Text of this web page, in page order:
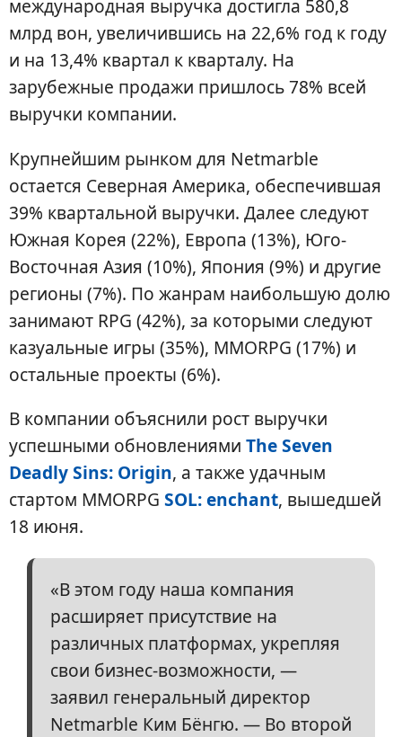
международная выручка достигла 580,8
млрд вон, увеличившись на 22,6% год к году
и на 13,4% квартал к кварталу. На
зарубежные продажи пришлось 78% всей
выручки компании.
Крупнейшим рынком для Netmarble
остается Северная Америка, обеспечившая
39% квартальной выручки. Далее следуют
Южная Корея (22%), Европа (13%), Юго-
Восточная Азия (10%), Япония (9%) и другие
регионы (7%). По жанрам наибольшую долю
занимают RPG (42%), за которыми следуют
казуальные игры (35%), MMORPG (17%) и
остальные проекты (6%).
В компании объяснили рост выручки
успешными обновлениями The Seven
Deadly Sins: Origin, а также удачным
стартом MMORPG SOL: enchant, вышедшей
18 июня.
«В этом году наша компания
расширяет присутствие на
различных платформах, укрепляя
свои бизнес-возможности, —
заявил генеральный директор
Netmarble Ким Бёнгю. — Во второй